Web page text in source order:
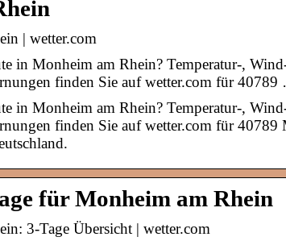
| wetter.com
in Monheim am Rhein? Temperatur-,
finden Sie auf wetter.com für
in Monheim am Rhein? Temperatur-,
finden Sie auf wetter.com für 40789
für Monheim am Rhein
3-Tage Übersicht | wetter.com